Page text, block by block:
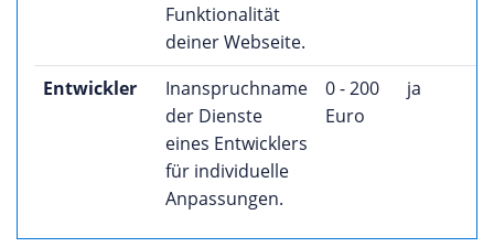
Funktionalität
deiner Webseite.
Entwickler
Inanspruchname
der Dienste
eines Entwicklers
für individuelle
Anpassungen.
0 - 200
Euro
ja